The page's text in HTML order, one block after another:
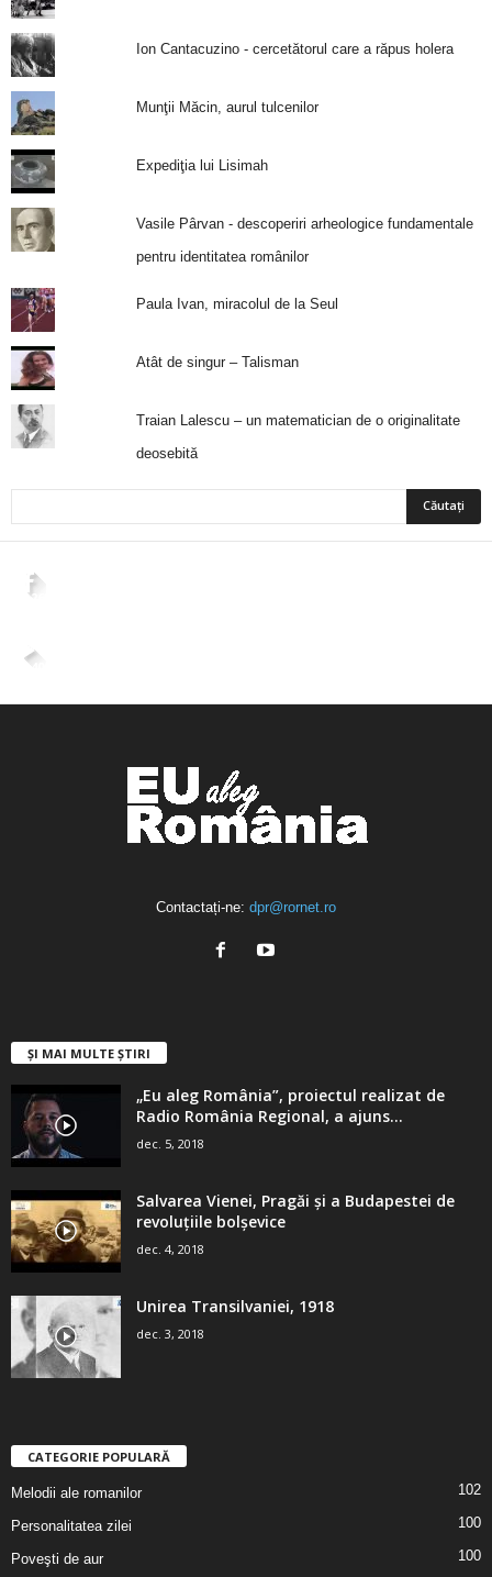
Ion Cantacuzino - cercetătorul care a răpus holera
Munţii Măcin, aurul tulcenilor
Expediţia lui Lisimah
Vasile Pârvan - descoperiri arheologice fundamentale
pentru identitatea românilor
Paula Ivan, miracolul de la Seul
Atât de singur – Talisman
Traian Lalescu – un matematician de o originalitate
deosebită
2,265
4,400
Contactați-ne: dpr@rornet.ro
ȘI MAI MULTE ȘTIRI
„Eu aleg România”, proiectul realizat de
Radio România Regional, a ajuns...
dec. 5, 2018
Salvarea Vienei, Pragăi şi a Budapestei de
revoluţiile bolşevice
dec. 4, 2018
Unirea Transilvaniei, 1918
dec. 3, 2018
CATEGORIE POPULARĂ
Melodii ale romanilor 102
Personalitatea zilei 100
Poveşti de aur 100